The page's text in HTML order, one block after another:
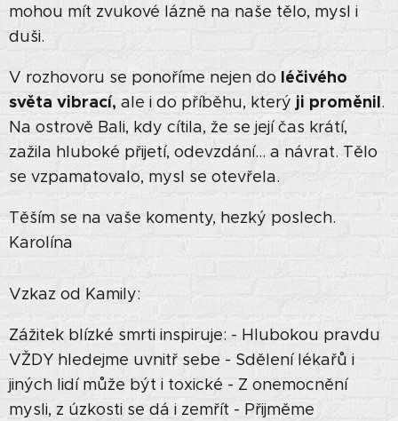
mohou mít zvukové lázně na naše tělo, mysl i
duši.
V rozhovoru se ponoříme nejen do léčivého
světa vibrací, ale i do příběhu, který ji proměnil.
Na ostrově Bali, kdy cítila, že se její čas krátí,
zažila hluboké přijetí, odevzdání… a návrat. Tělo
se vzpamatovalo, mysl se otevřela.
Těším se na vaše komenty, hezký poslech.
Karolína
Vzkaz od Kamily: 🦋🦋🦋🦋
Zážitek blízké smrti inspiruje: - Hlubokou pravdu
VŽDY hledejme uvnitř sebe - Sdělení lékařů i
jiných lidí může být i toxické - Z onemocnění
mysli, z úzkosti se dá i zemřít - Přijměme